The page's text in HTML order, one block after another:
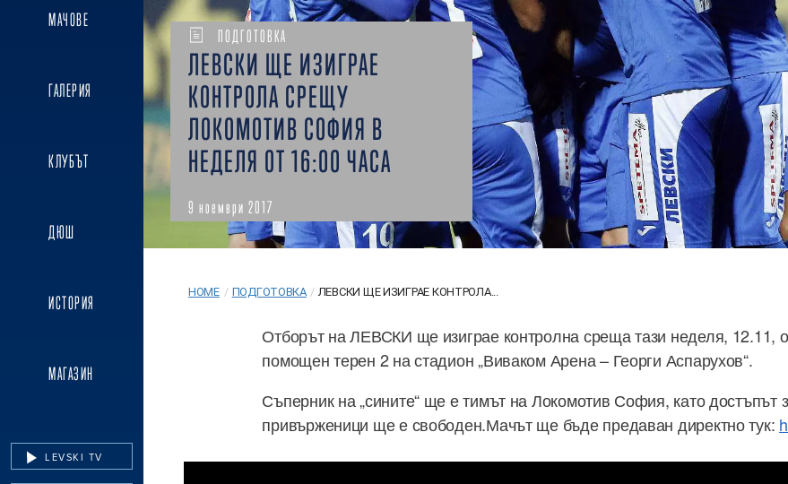
МАЧОВЕ
ГАЛЕРИЯ
КЛУБЪТ
ДЮШ
ИСТОРИЯ
МАГАЗИН
LEVSKI TV
ПОДГОТОВКА
ЛЕВСКИ ЩЕ ИЗИГРАЕ
КОНТРОЛА СРЕЩУ
ЛОКОМОТИВ СОФИЯ В
НЕДЕЛЯ ОТ 16:00 ЧАСА
9 ноември 2017
HOME / ПОДГОТОВКА / ЛЕВСКИ ЩЕ ИЗИГРАЕ КОНТРОЛА...
Отборът на ЛЕВСКИ ще изиграе контролна среща тази неделя, 12.11,
помощен терен 2 на стадион „Виваком Арена – Георги Аспарухов“.
Съперник на „сините“ ще е тимът на Локомотив София, като достъпът
привърженици ще е свободен.Мачът ще бъде предаван директно тук: